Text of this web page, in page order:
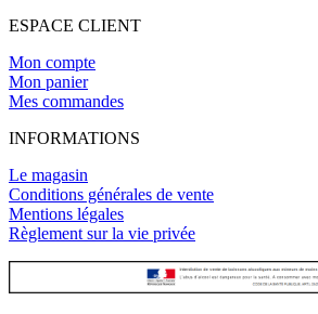
ESPACE CLIENT
Mon compte
Mon panier
Mes commandes
INFORMATIONS
Le magasin
Conditions générales de vente
Mentions légales
Règlement sur la vie privée